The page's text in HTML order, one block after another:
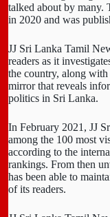
talked about by many.
in 2020 and was
JJ Sri Lanka Tamil
readers as it
the country, along with
mirror that reveals
politics in Sri Lanka.
In February 2021, JJ
among the 100 most
according to the
rankings. From then
has been able to
of its readers.